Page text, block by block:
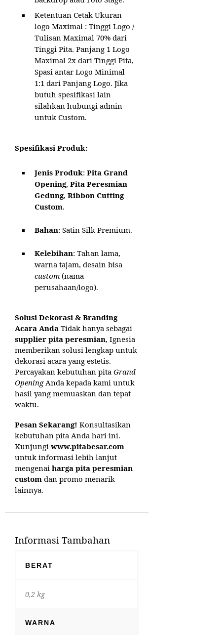
Ketentuan Cetak Ukuran
logo Maximal : Tinggi Logo /
Tulisan Maximal 70% dari
Tinggi Pita. Panjang 1 Logo
Maximal 2x dari Tinggi Pita,
Spasi antar Logo Minimal
1:1 dari Panjang Logo. Jika
butuh spesifikasi lain
silahkan hubungi admin
untuk Custom.
Spesifikasi Produk:
Jenis Produk: Pita Grand
Opening, Pita Peresmian
Gedung, Ribbon Cutting
Custom.
Bahan: Satin Silk Premium.
Kelebihan: Tahan lama,
warna tajam, desain bisa
custom (nama
perusahaan/logo).
Solusi Dekorasi & Branding
Acara Anda Tidak hanya sebagai
supplier pita peresmian, Ignesia
memberikan solusi lengkap untuk
dekorasi acara yang estetis.
Percayakan kebutuhan pita Grand
OpeningAnda kepada kami untuk
hasil yang memuaskan dan tepat
waktu.
Pesan Sekarang! Konsultasikan
kebutuhan pita Anda hari ini.
Kunjungi www.pitabesar.com
untuk informasi lebih lanjut
mengenai harga pita peresmian
custom dan promo menarik
lainnya.
Informasi Tambahan
BERAT
0,2 kg
WARNA